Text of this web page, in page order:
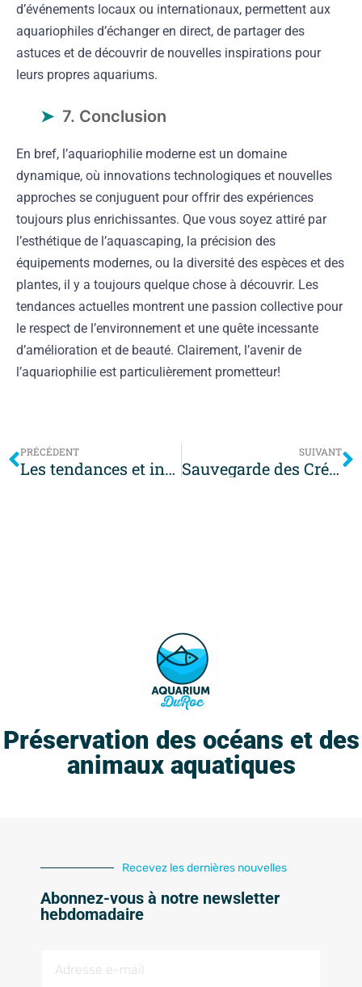
d’événements locaux ou internationaux, permettent aux
aquariophiles d’échanger en direct, de partager des
astuces et de découvrir de nouvelles inspirations pour
leurs propres aquariums.
7. Conclusion
En bref, l’aquariophilie moderne est un domaine
dynamique, où innovations technologiques et nouvelles
approches se conjuguent pour offrir des expériences
toujours plus enrichissantes. Que vous soyez attiré par
l’esthétique de l’aquascaping, la précision des
équipements modernes, ou la diversité des espèces et des
plantes, il y a toujours quelque chose à découvrir. Les
tendances actuelles montrent une passion collective pour
le respect de l’environnement et une quête incessante
d’amélioration et de beauté. Clairement, l’avenir de
l’aquariophilie est particulièrement prometteur!
PRÉCÉDENT
Les tendances et innovations récentes dans le monde des aquariums pour vos animaux aquatiques
SUIVANT
Sauvegarde des Créatures Marines: Urgence et Solutions
Préservation des océans et des
animaux aquatiques
Recevez les dernières nouvelles
Abonnez-vous à notre newsletter
hebdomadaire